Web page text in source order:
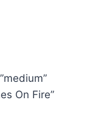
On Fire”